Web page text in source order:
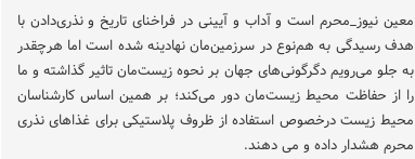
معین نیوز_محرم است و آداب و آیینی در فراخنای تاریخ و نذری‌دادن با
هدف رسیدگی به هم‌نوع در سرزمین‌مان نهادینه شده است اما هرچقدر
به جلو می‌رویم دگرگونی‌های جهان بر نحوه زیست‌مان تاثیر گذاشته و ما
را از حفاظت محیط زیست‌مان دور می‌کند؛ بر همین اساس کارشناسان
محیط زیست درخصوص استفاده از ظروف پلاستیکی برای غذاهای نذری
محرم هشدار داده و می دهند.